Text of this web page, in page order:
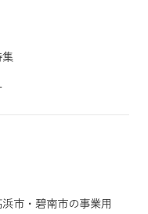
浜市・碧南市の事業用